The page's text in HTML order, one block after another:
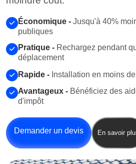
Économique - Jusqu'à 40%
publiques
Pratique - Rechargez pendant
déplacement
Rapide - Installation en moins
Avantageux - Bénéficiez des
d'impôt
Demander un devis En savoir